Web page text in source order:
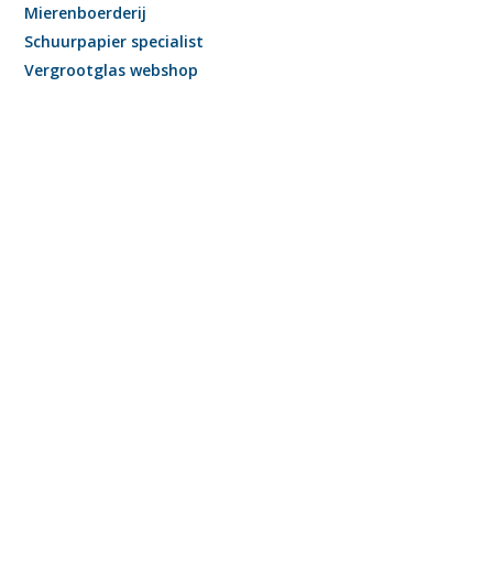
Mierenboerderij
Schuurpapier specialist
Vergrootglas webshop